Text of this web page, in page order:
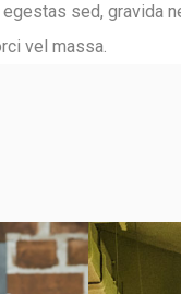
sed, gravida
vel massa.